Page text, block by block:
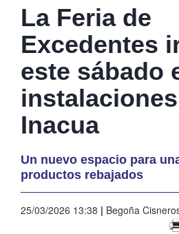
La Feria de
Excedentes
este sábado
Inacua
Un nuevo espacio para
productos rebajados
25/03/2026 13:38 | Begoña